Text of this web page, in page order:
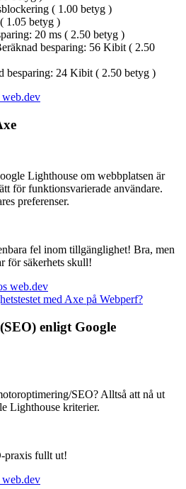
( 1.00 betyg )
1.05 betyg )
20 ms ( 2.50 betyg )
besparing: 56 Kibit ( 2.50
besparing: 24 Kibit ( 2.50 betyg )
Lighthouse om webbplatsen är
för funktionsvarierade användare.
preferenser.
fel inom tillgänglighet! Bra, men
för säkerhets skull!
web.dev
med Axe på Webperf?
enligt Google
SEO? Alltså att nå ut
Lighthouse kriterier.
praxis fullt ut!